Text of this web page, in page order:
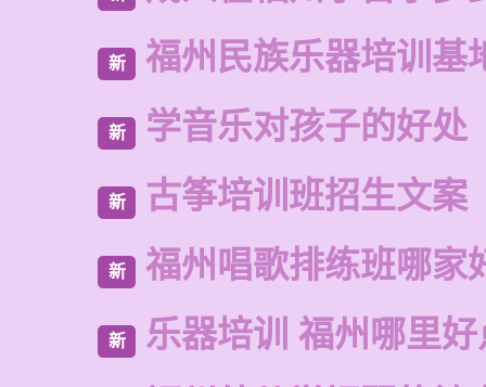
新 福州民族乐器培训基
新 学音乐对孩子的好处
新 古筝培训班招生文案
新 福州唱歌排练班哪家
新 乐器培训 福州哪里